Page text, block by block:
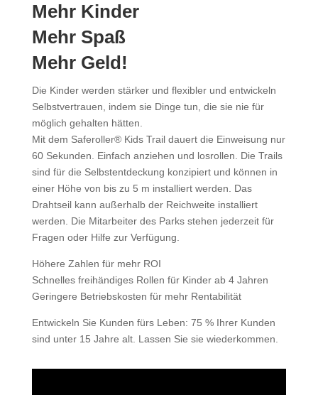
Mehr Kinder
Mehr Spaß
Mehr Geld!
Die Kinder werden stärker und flexibler und entwickeln
Selbstvertrauen, indem sie Dinge tun, die sie nie für
möglich gehalten hätten.
Mit dem Saferoller® Kids Trail dauert die Einweisung nur
60 Sekunden. Einfach anziehen und losrollen. Die Trails
sind für die Selbstentdeckung konzipiert und können in
einer Höhe von bis zu 5 m installiert werden. Das
Drahtseil kann außerhalb der Reichweite installiert
werden. Die Mitarbeiter des Parks stehen jederzeit für
Fragen oder Hilfe zur Verfügung.
Höhere Zahlen für mehr ROI
Schnelles freihändiges Rollen für Kinder ab 4 Jahren
Geringere Betriebskosten für mehr Rentabilität
Entwickeln Sie Kunden fürs Leben: 75 % Ihrer Kunden
sind unter 15 Jahre alt. Lassen Sie sie wiederkommen.